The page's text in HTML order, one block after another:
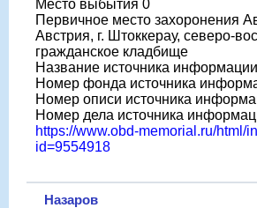
Место выбытия 0
Первичное место захоронения
Австрия, г. Штоккерау, северо-
гражданское кладбище
Название источника
Номер фонда источника
Номер описи источника
Номер дела источника
https://www.obd-memorial.ru/html/
id=9554918
Назаров